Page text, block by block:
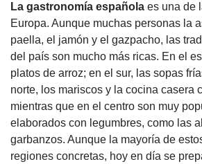
La gastronomía española es una de
Europa. Aunque muchas personas la
paella, el jamón y el gazpacho, las
del país son mucho más ricas. En el
platos de arroz; en el sur, las sopas
norte, los mariscos y la cocina casera
mientras que en el centro son muy
elaborados con legumbres, como las
garbanzos. Aunque la mayoría de
regiones concretas, hoy en día se